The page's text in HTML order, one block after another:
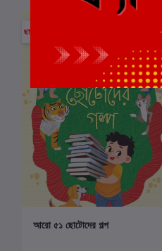
ছাড়
কার্টে যোগ করুন
আরো ৫১ ছোটোদের গল্প